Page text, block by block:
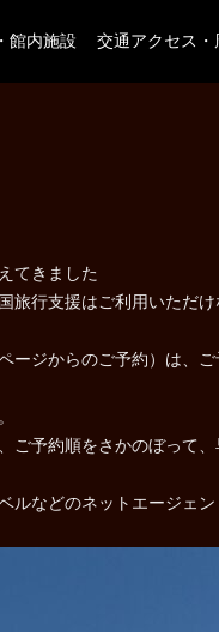
館内施設 交通アクセス・
てきました
行支援はご利用いただけ
ジからのご予約）は、
予約順をさかのぼって
などのネットエージェ